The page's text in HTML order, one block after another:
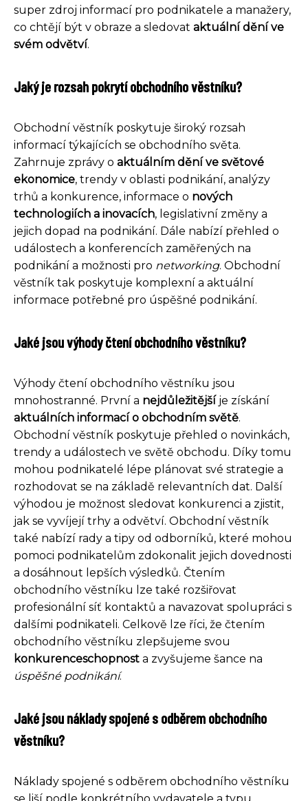
super zdroj informací pro podnikatele a manažery,
co chtějí být v obraze a sledovat aktuální dění ve
svém odvětví.
Jaký je rozsah pokrytí obchodního věstníku?
Obchodní věstník poskytuje široký rozsah
informací týkajících se obchodního světa.
Zahrnuje zprávy o aktuálním dění ve světové
ekonomice, trendy v oblasti podnikání, analýzy
trhů a konkurence, informace o nových
technologiích a inovacích, legislativní změny a
jejich dopad na podnikání. Dále nabízí přehled o
událostech a konferencích zaměřených na
podnikání a možnosti pro networking. Obchodní
věstník tak poskytuje komplexní a aktuální
informace potřebné pro úspěšné podnikání.
Jaké jsou výhody čtení obchodního věstníku?
Výhody čtení obchodního věstníku jsou
mnohostranné. První a nejdůležitějšíje získání
aktuálních informací o obchodním světě.
Obchodní věstník poskytuje přehled o novinkách,
trendy a událostech ve světě obchodu. Díky tomu
mohou podnikatelé lépe plánovat své strategie a
rozhodovat se na základě relevantních dat. Další
výhodou je možnost sledovat konkurenci a zjistit,
jak se vyvíjejí trhy a odvětví. Obchodní věstník
také nabízí rady a tipy od odborníků, které mohou
pomoci podnikatelům zdokonalit jejich dovednosti
a dosáhnout lepších výsledků. Čtením
obchodního věstníku lze také rozšiřovat
profesionální síť kontaktů a navazovat spolupráci s
dalšími podnikateli. Celkově lze říci, že čtením
obchodního věstníku zlepšujeme svou
konkurenceschopnost a zvyšujeme šance na
úspěšné podnikání.
Jaké jsou náklady spojené s odběrem obchodního
věstníku?
Náklady spojené s odběrem obchodního věstníku